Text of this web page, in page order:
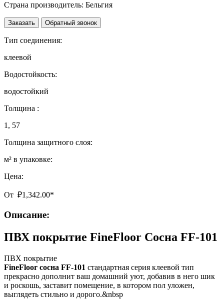
Страна производитель: Бельгия
Заказать Обратный звонок
Тип соединения:
клеевой
Водостойкость:
водостойкий
Толщина :
1, 57
Толщина защитного слоя:
м² в упаковке:
Цена:
От ₽1,342.00*
Описание:
ПВХ покрытие FineFloor Сосна FF-101
ПВХ покрытие
FineFloor сосна FF-101 стандартная серия клеевой тип
прекрасно дополнит ваш домашний уют, добавив в него шик
и роскошь, заставит помещение, в котором пол уложен,
выглядеть стильно и дорого.&nbsp